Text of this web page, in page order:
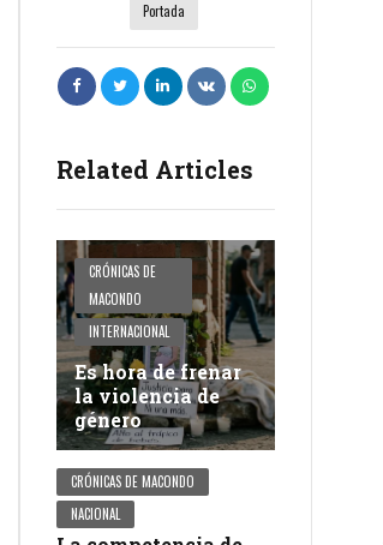
Portada
Related Articles
CRÓNICAS DE
MACONDO
INTERNACIONAL
Es hora de frenar
la violencia de
género
CRÓNICAS DE MACONDO
NACIONAL